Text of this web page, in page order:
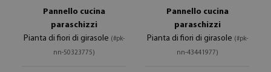
Pannello cucina
paraschizzi
Pianta di fiori di girasole (#pk-
nn-50323775)
Pannello cucina
paraschizzi
Pianta di fiori di girasole (#pk-
nn-43441977)